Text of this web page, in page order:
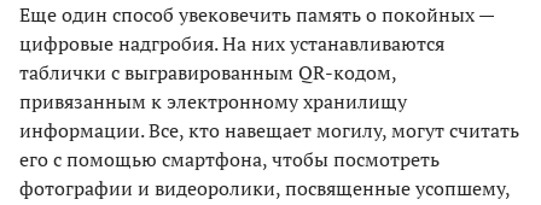
Еще один способ увековечить память о покойных —
цифровые надгробия. На них устанавливаются
таблички с выгравированным QR-кодом,
привязанным к электронному хранилищу
информации. Все, кто навещает могилу, могут считать
его с помощью смартфона, чтобы посмотреть
фотографии и видеоролики, посвященные усопшему,